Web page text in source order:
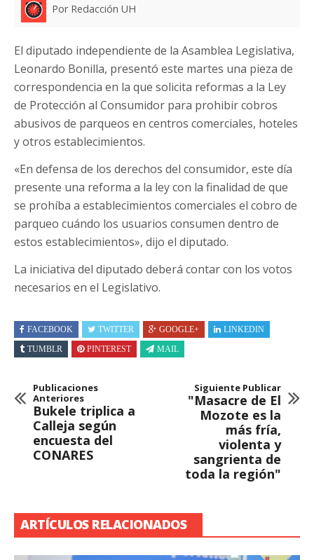
Por Redacción UH
El diputado independiente de la Asamblea Legislativa,
Leonardo Bonilla, presentó este martes una pieza de
correspondencia en la que solicita reformas a la Ley
de Protección al Consumidor para prohibir cobros
abusivos de parqueos en centros comerciales, hoteles
y otros establecimientos.
«En defensa de los derechos del consumidor, este día
presente una reforma a la ley con la finalidad de que
se prohíba a establecimientos comerciales el cobro de
parqueo cuándo los usuarios consumen dentro de
estos establecimientos», dijo el diputado.
La iniciativa del diputado deberá contar con los votos
necesarios en el Legislativo.
FACEBOOK TWITTER GOOGLE+
LINKEDIN
TUMBLR
PINTEREST MAIL
Publicaciones
Anteriores
Bukele triplica a
Calleja según
encuesta del
CONARES
Siguiente Publicar
"Masacre de El
Mozote es la
más fría,
violenta y
sangrienta de
toda la región"
ARTÍCULOS RELACIONADOS